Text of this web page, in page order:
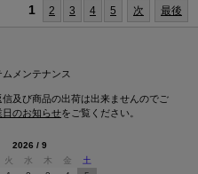
1 2 3 4 5 次 最後
ムメンテナンス
及び商品の出荷は出来ませんのでご
日のお知らせをご覧ください。
2026 / 9
火 水 木 金
土